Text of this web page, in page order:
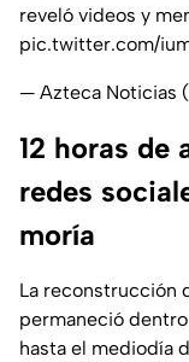
reveló videos y
pic.twitter.com/
— Azteca Noticias
12 horas de
redes
moría
La reconstrucción
permaneció
hasta el mediodía